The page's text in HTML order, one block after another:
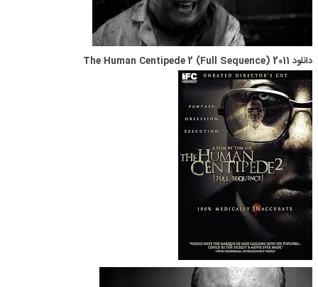
دانلود The Human Centipede 2 (Full Sequence) 2011